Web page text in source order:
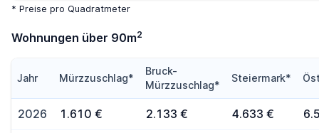
* Preise pro Quadratmeter
Wohnungen über 90m2
Jahr Mürzzuschlag*
Bruck-
Mürzzuschlag*
Steiermark*
2026 1.610 € 2.133 € 4.633 €